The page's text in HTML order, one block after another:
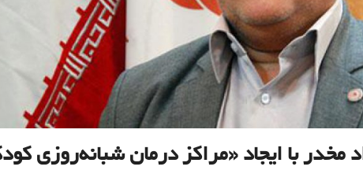
مخدر با ایجاد «مراکز درمان شبانه‌روزی